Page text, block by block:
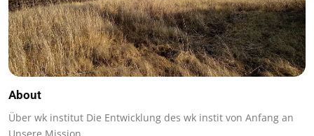
About
Über wk institut Die Entwicklung des wk instit von Anfang an